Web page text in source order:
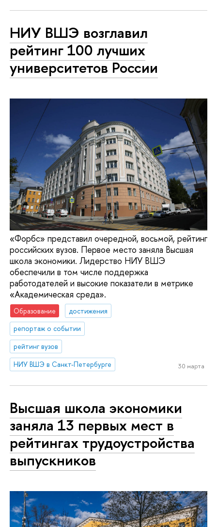
НИУ ВШЭ возглавил
рейтинг 100 лучших
университетов России
«Форбс» представил очередной, восьмой, рейтинг
российских вузов. Первое место заняла Высшая
школа экономики. Лидерство НИУ ВШЭ
обеспечили в том числе поддержка
работодателей и высокие показатели в метрике
«Академическая среда».
Образование
достижения
репортаж о событии
рейтинг вузов
НИУ ВШЭ в Санкт-Петербурге
30 марта
Высшая школа экономики
заняла 13 первых мест в
рейтингах трудоустройства
выпускников